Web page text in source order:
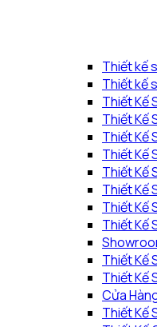
Thiết kế
Thiết kế
Thiết Kế
Thiết Kế
Thiết Kế
Thiết Kế
Thiết Kế
Thiết Kế
Thiết Kế
Thiết Kế
Thiết Kế
Thiết Kế
Cửa
Thiết Kế